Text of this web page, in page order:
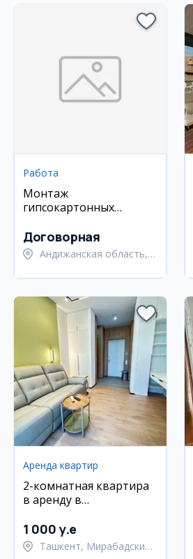
Работа
Монтаж
гипсокартонных
квартире
Договорная
Андижанская область,
Аренда квартир
2-комнатная квартира
в аренду в
ЖК O’zmakon, 55 м²
1 000 y.e
Ташкент, Мирабадский